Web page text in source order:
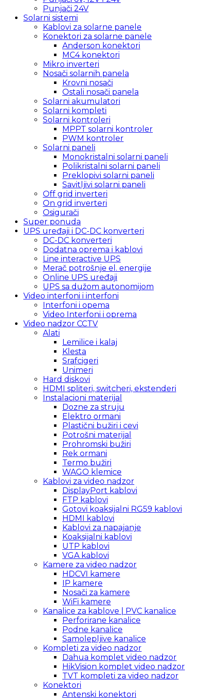
Punjači 24V
Solarni sistemi
Kablovi za solarne panele
Konektori za solarne panele
Anderson konektori
MC4 konektori
Mikro inverteri
Nosači solarnih panela
Krovni nosači
Ostali nosači panela
Solarni akumulatori
Solarni kompleti
Solarni kontroleri
MPPT solarni kontroler
PWM kontroler
Solarni paneli
Monokristalni solarni paneli
Polikristalni solarni paneli
Preklopivi solarni paneli
Savitljivi solarni paneli
Off grid inverteri
On grid inverteri
Osigurači
Super ponuda
UPS uređaji i DC-DC konverteri
DC-DC konverteri
Dodatna oprema i kablovi
Line interactive UPS
Merač potrošnje el. energije
Online UPS uređaji
UPS sa dužom autonomijom
Video interfoni i interfoni
Interfoni i opema
Video Interfoni i oprema
Video nadzor CCTV
Alati
Lemilice i kalaj
Klesta
Srafcigeri
Unimeri
Hard diskovi
HDMI spliteri, switcheri, ekstenderi
Instalacioni materijal
Dozne za struju
Elektro ormani
Plastični bužiri i cevi
Potrošni materijal
Prohromski bužiri
Rek ormani
Termo bužiri
WAGO klemice
Kablovi za video nadzor
DisplayPort kablovi
FTP kablovi
Gotovi koaksijalni RG59 kablovi
HDMI kablovi
Kablovi za napajanje
Koaksijalni kablovi
UTP kablovi
VGA kablovi
Kamere za video nadzor
HDCVI kamere
IP kamere
Nosači za kamere
WiFi kamere
Kanalice za kablove | PVC kanalice
Perforirane kanalice
Podne kanalice
Samolepljive kanalice
Kompleti za video nadzor
Dahua komplet video nadzor
HikVision komplet video nadzor
TVT kompleti za video nadzor
Konektori
Antenski konektori